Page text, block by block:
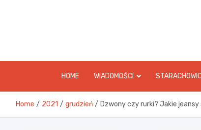
HOME WIADOMOŚCI
Home 2021 grudzień Dzwony czy rurki? Jakie jeansy